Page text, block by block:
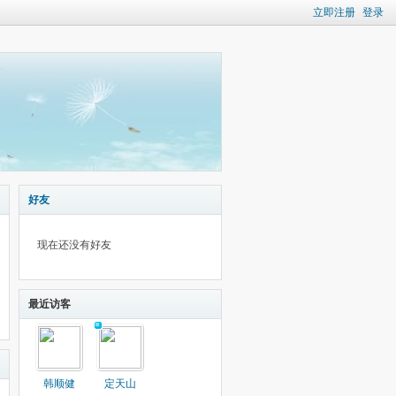
立即注册 登录
好友
现在还没有好友
最近访客
韩顺健
定天山